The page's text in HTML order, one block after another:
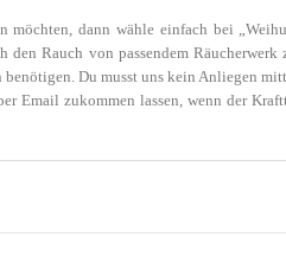
möchten, dann wähle einfach bei
Rauch von passendem
Du musst uns kein Anliegen
Email zukommen lassen, wenn der